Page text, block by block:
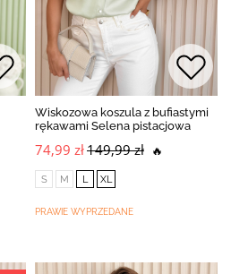
Wiskozowa koszula z bufiastymi
rękawami Selena pistacjowa
74,99 zł149,99 zł 🔥
S M L XL
PRAWIE WYPRZEDANE